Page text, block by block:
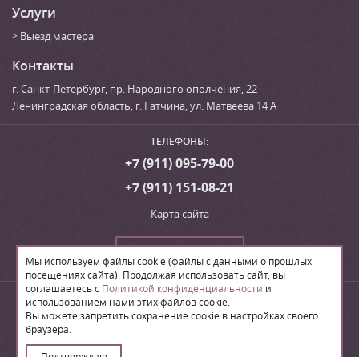
Мы используем файлы cookie (файлы с данными о прошлых
посещениях сайта). Продолжая использовать сайт, вы
соглашаетесь с Политикой конфиденциальности и
использованием нами этих файлов cookie.
Вы можете запретить сохранение cookie в настройках своего
браузера.
Услуги
Выезд мастера
Контакты
г. Санкт-Петербург, пр. Народного ополчения, 22
Ленинградская область, г. Гатчина,ул. Матвеева 14 А
ТЕЛЕФОНЫ:
+7 (911) 095-79-00
+7 (911) 151-08-21
Карта сайта
Сделать заказ
© 2026 Производственная компания «ЛВН»